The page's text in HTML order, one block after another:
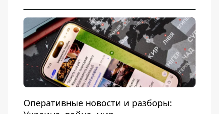
Оперативные новости и разборы: